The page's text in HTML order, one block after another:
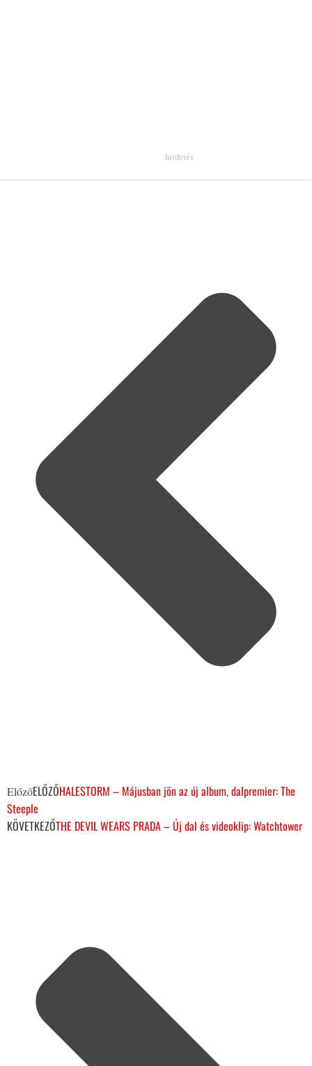
ElőzőELŐZŐHALESTORM – Májusban jön az új album, dalpremier: The
Steeple
KÖVETKEZŐTHE DEVIL WEARS PRADA – Új dal és videoklip: Watchtower